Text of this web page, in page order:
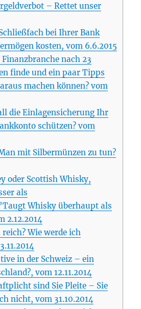
– Rettet unser
bei Ihrer Bank
kosten, vom 6.6.2015
nach 23
finde und ein paar Tipps
machen können? vom
die Einlagensicherung Ihr
schützen? vom
mit Silbermünzen zu tun?
oder Scottish Whisky,
als
Whisky überhaupt als
2.12.2014
Wie werde ich
in der Schweiz – ein
vom 12.11.2014
sind Sie Pleite – Sie
nicht, vom 31.10.2014